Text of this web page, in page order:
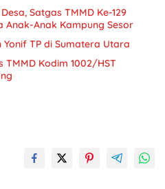
Satgas TMMD Ke-129
Anak-Anak Kampung Sesor
TP di Sumatera Utara
TMMD Kodim 1002/HST